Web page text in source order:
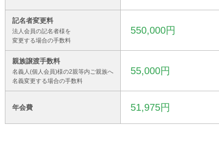
記名者変更料
法人会員の記名者様を
変更する場合の手数料
550,000円
親族譲渡手数料
名義人(個人会員)様の2親等内ご親族へ
名義変更する場合の手数料
55,000円
年会費 51,975円